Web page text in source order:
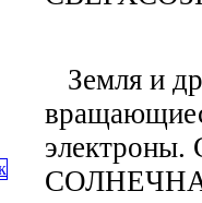
Земля и